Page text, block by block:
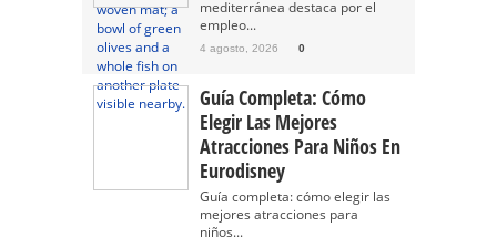
mediterránea destaca por el
empleo...
4 agosto, 2026 0
Guía Completa: Cómo
Elegir Las Mejores
Atracciones Para Niños En
Eurodisney
Guía completa: cómo elegir las
mejores atracciones para
niños...